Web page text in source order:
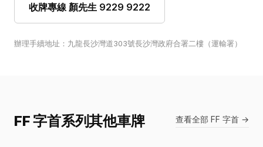
收牌專線 顏先生 9229 9222
辦理手續地址：九龍長沙灣道303號長沙灣政府合署二樓（運輸署）
FF 字首系列其他車牌 查看全部 FF 字首 →